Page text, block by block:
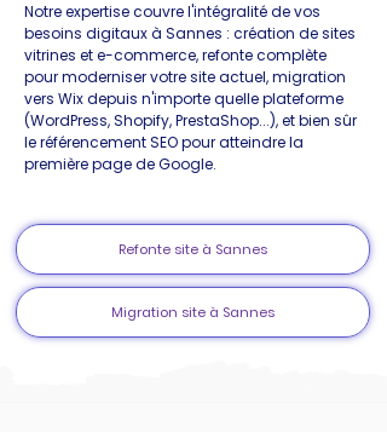
Notre expertise couvre l'intégralité de vos
besoins digitaux à Sannes : création de sites
vitrines et e-commerce, refonte complète
pour moderniser votre site actuel, migration
vers Wix depuis n'importe quelle plateforme
(WordPress, Shopify, PrestaShop...), et bien sûr
le référencement SEO pour atteindre la
première page de Google.
Refonte site à Sannes
Migration site à Sannes